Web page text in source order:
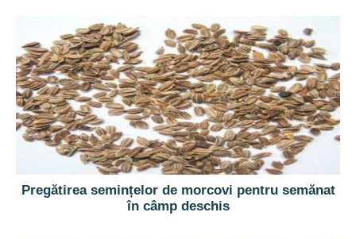
Pregătirea semințelor de morcovi pentru semănat
în câmp deschis